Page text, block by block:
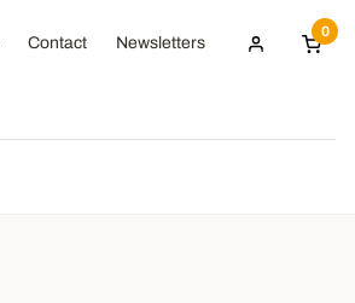
Contact Newsletters
0